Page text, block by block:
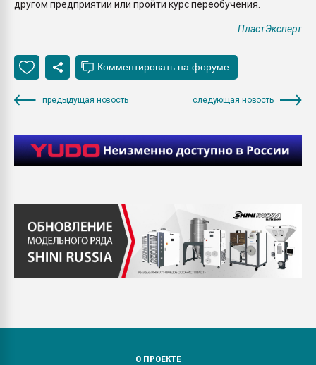
другом предприятии или пройти курс переобучения.
ПластЭксперт
предыдущая новость следующая новость
О ПРОЕКТЕ